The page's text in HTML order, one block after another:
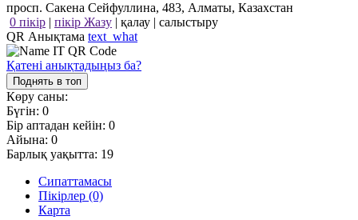
просп. Сакена Сейфуллина, 483, Алматы, Казахстан
0 пікір | пікір Жазу | қалау | салыстыру
QR Анықтама text_what
Қатені анықтадыңыз ба?
Поднять в топ
Көру саны:
Бүгін: 0
Бір аптадан кейін: 0
Айына: 0
Барлық уақытта: 19
Сипаттамасы
Пікірлер (0)
Карта